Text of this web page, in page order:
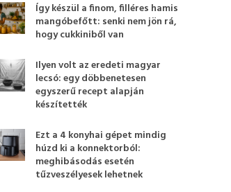
Így készül a finom, filléres hamis
mangóbefőtt: senki nem jön rá,
hogy cukkiniből van
Ilyen volt az eredeti magyar
lecsó: egy döbbenetesen
egyszerű recept alapján
készítették
Ezt a 4 konyhai gépet mindig
húzd ki a konnektorból:
meghibásodás esetén
tűzveszélyesek lehetnek